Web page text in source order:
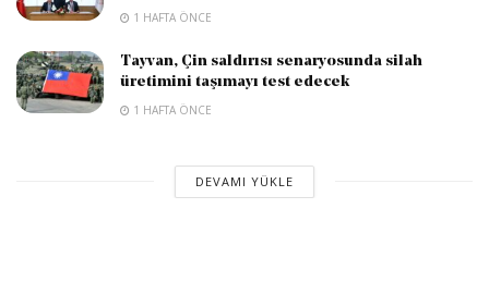
1 HAFTA ÖNCE
Tayvan, Çin saldırısı senaryosunda silah
üretimini taşımayı test edecek
1 HAFTA ÖNCE
DEVAMI YÜKLE